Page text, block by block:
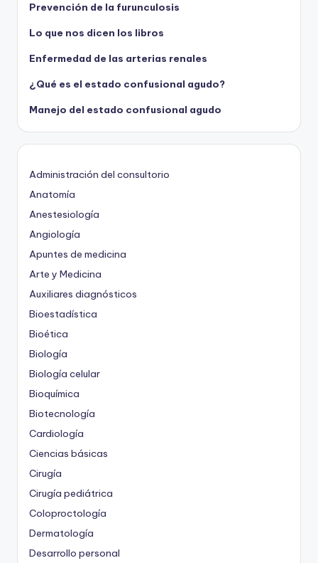
Prevención de la furunculosis
Lo que nos dicen los libros
Enfermedad de las arterias renales
¿Qué es el estado confusional agudo?
Manejo del estado confusional agudo
Administración del consultorio
Anatomía
Anestesiología
Angiología
Apuntes de medicina
Arte y Medicina
Auxiliares diagnósticos
Bioestadística
Bioética
Biología
Biología celular
Bioquímica
Biotecnología
Cardiología
Ciencias básicas
Cirugía
Cirugía pediátrica
Coloproctología
Dermatología
Desarrollo personal